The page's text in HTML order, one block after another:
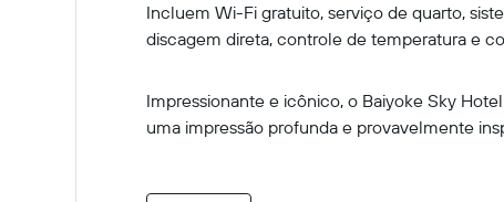
Incluem Wi-Fi gratuito, serviço de quarto,
discagem direta, controle de temperatura e
Impressionante e icônico, o Baiyoke Sky
uma impressão profunda e provavelmente